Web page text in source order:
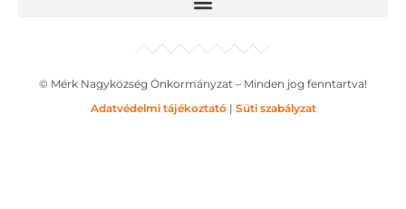
© Mérk Nagyközség Önkormányzat – Minden jog fenntartva!
Adatvédelmi tájékoztató| Süti szabályzat